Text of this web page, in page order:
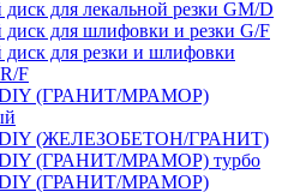
для лекальной резки GM/D
для шлифовки и резки G/F
для резки и шлифовки
F
DIY (ГРАНИТ/МРАМОР)
DIY (ЖЕЛЕЗОБЕТОН/ГРАНИТ)
DIY (ГРАНИТ/МРАМОР) турбо
DIY (ГРАНИТ/МРАМОР)